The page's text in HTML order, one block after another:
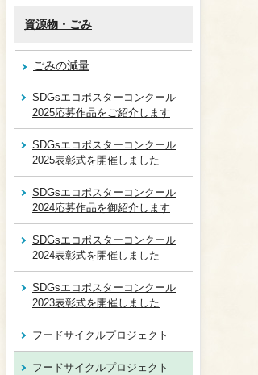
資源物・ごみ
ごみの減量
SDGsエコポスターコンクール
2025応募作品をご紹介します
SDGsエコポスターコンクール
2025表彰式を開催しました
SDGsエコポスターコンクール
2024応募作品を御紹介します
SDGsエコポスターコンクール
2024表彰式を開催しました
SDGsエコポスターコンクール
2023表彰式を開催しました
フードサイクルプロジェクト
フードサイクルプロジェクト